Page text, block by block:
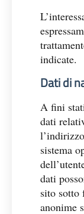
indicate.
Dati di
A fini
dati
sistema
dati
sito sotto
anonime